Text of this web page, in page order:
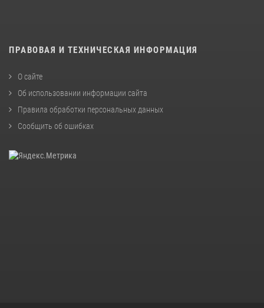
ПРАВОВАЯ И ТЕХНИЧЕСКАЯ ИНФОРМАЦИЯ
О сайте
Об использовании информации сайта
Правила обработки персональных данных
Сообщить об ошибках